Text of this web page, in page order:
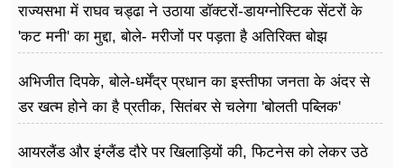
राज्यसभा में राघव चड्ढा ने उठाया डॉक्टरों-डायग्नोस्टिक सेंटरों के
'कट मनी' का मुद्दा, बोले- मरीजों पर पड़ता है अ​तिरिक्त बोझ
अभिजीत दिपके, बोले-धर्मेंद्र प्रधान का इस्तीफा जनता के अंदर से
डर खत्म होने का है प्रतीक, सितंबर से चलेगा 'बोलती पब्लिक'
आयरलैंड और इंग्लैंड दौरे पर खिलाड़ियों की, फिटनेस को लेकर उठे